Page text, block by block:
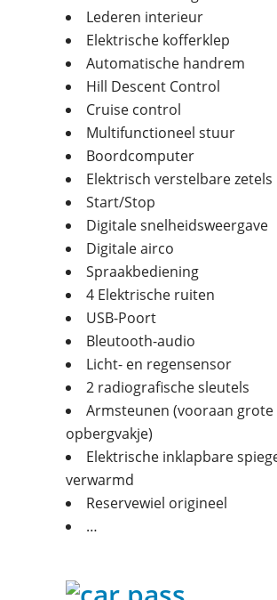
Lederen interieur
Elektrische kofferklep
Automatische handrem
Hill Descent Control
Cruise control
Multifunctioneel stuur
Boordcomputer
Elektrisch verstelbare zetels
Start/Stop
Digitale snelheidsweergave
Digitale airco
Spraakbediening
4 Elektrische ruiten
USB-Poort
Bleutooth-audio
Licht- en regensensor
2 radiografische sleutels
Armsteunen (vooraan grote
opbergvakje)
Elektrische inklapbare
verwarmd
Reservewiel origineel
…